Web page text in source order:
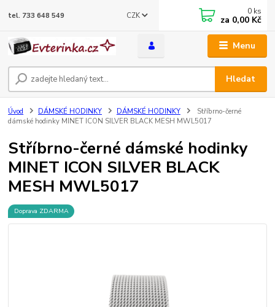
Menu
CZK
Hledat
tel. 733 648 549 0 ks
za 0,00 Kč
Úvod DÁMSKÉ HODINKY DÁMSKÉ HODINKY
Stříbrno-černé
dámské hodinky MINET ICON SILVER BLACK MESH MWL5017
Stříbrno-černé dámské hodinky
MINET ICON SILVER BLACK
MESH MWL5017
Doprava ZDARMA